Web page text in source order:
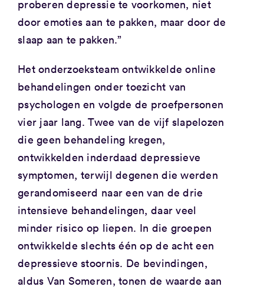
proberen depressie te voorkomen, niet
door emoties aan te pakken, maar door de
slaap aan te pakken.”
Het onderzoeksteam ontwikkelde online
behandelingen onder toezicht van
psychologen en volgde de proefpersonen
vier jaar lang. Twee van de vijf slapelozen
die geen behandeling kregen,
ontwikkelden inderdaad depressieve
symptomen, terwijl degenen die werden
gerandomiseerd naar een van de drie
intensieve behandelingen, daar veel
minder risico op liepen. In die groepen
ontwikkelde slechts één op de acht een
depressieve stoornis. De bevindingen,
aldus Van Someren, tonen de waarde aan